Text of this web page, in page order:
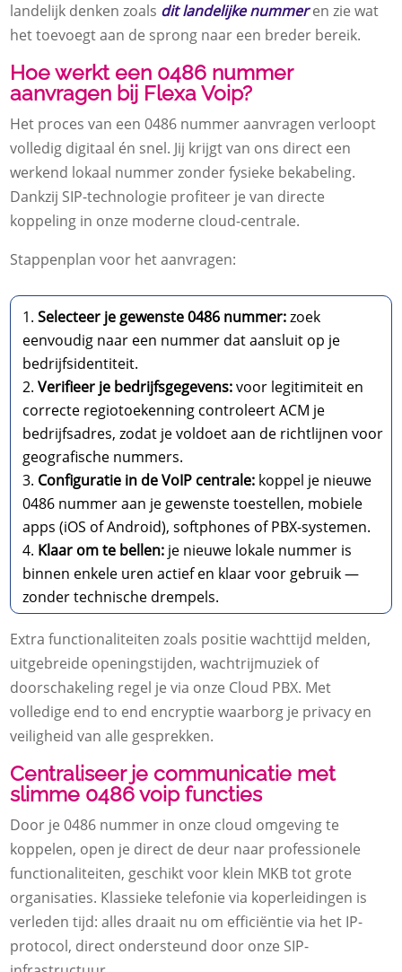
landelijk denken zoals dit landelijke nummeren zie wat
het toevoegt aan de sprong naar een breder bereik.
Hoe werkt een 0486 nummer
aanvragen bij Flexa Voip?
Het proces van een 0486 nummer aanvragen verloopt
volledig digitaal én snel. Jij krijgt van ons direct een
werkend lokaal nummer zonder fysieke bekabeling.
Dankzij SIP-technologie profiteer je van directe
koppeling in onze moderne cloud-centrale.
Stappenplan voor het aanvragen:
Selecteer je gewenste 0486 nummer:zoek
eenvoudig naar een nummer dat aansluit op je
bedrijfsidentiteit.
Verifieer je bedrijfsgegevens:voor legitimiteit en
correcte regiotoekenning controleert ACM je
bedrijfsadres, zodat je voldoet aan de richtlijnen voor
geografische nummers.
Configuratie in de VoIP centrale: koppel je nieuwe
0486 nummer aan je gewenste toestellen, mobiele
apps (iOS of Android), softphones of PBX-systemen.
Klaar om te bellen: je nieuwe lokale nummer is
binnen enkele uren actief en klaar voor gebruik —
zonder technische drempels.
Extra functionaliteiten zoals positie wachttijd melden,
uitgebreide openingstijden, wachtrijmuziek of
doorschakeling regel je via onze Cloud PBX. Met
volledige end to end encryptie waarborg je privacy en
veiligheid van alle gesprekken.
Centraliseer je communicatie met
slimme 0486 voip functies
Door je 0486 nummer in onze cloud omgeving te
koppelen, open je direct de deur naar professionele
functionaliteiten, geschikt voor klein MKB tot grote
organisaties. Klassieke telefonie via koperleidingen is
verleden tijd: alles draait nu om efficiëntie via het IP-
protocol, direct ondersteund door onze SIP-